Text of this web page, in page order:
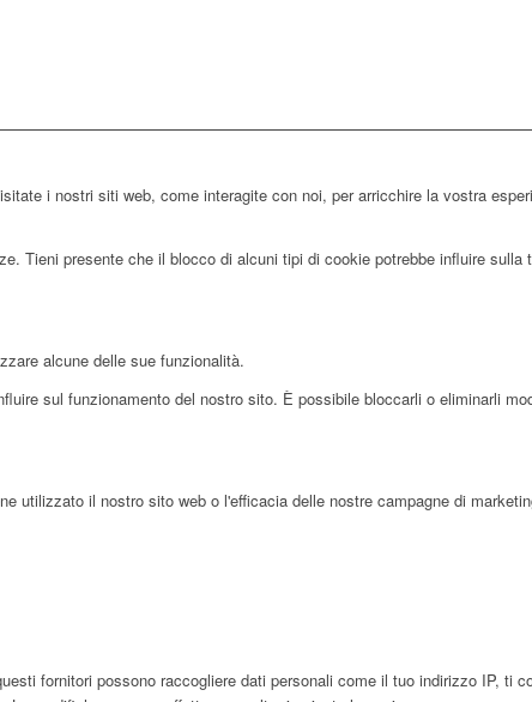
i nostri siti web, come interagite con noi, per arricchire la vostra
Tieni presente che il blocco di alcuni tipi di cookie potrebbe influire
alcune delle sue funzionalità.
sul funzionamento del nostro sito. È possibile bloccarli o eliminarli
il nostro sito web o l'efficacia delle nostre campagne di
fornitori possono raccogliere dati personali come il tuo indirizzo IP, ti